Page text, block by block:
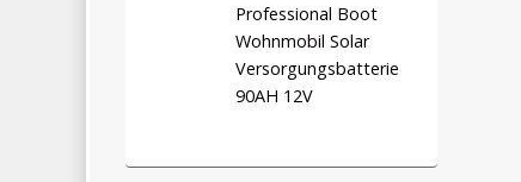
Professional Boot
Wohnmobil Solar
Versorgungsbatterie
90AH 12V